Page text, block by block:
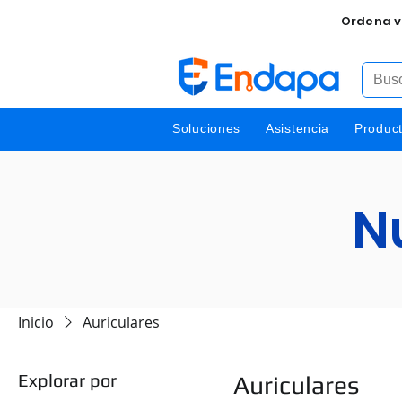
Ordena
Soluciones Asistencia
Inicio Auriculares
Explorar por Auriculares